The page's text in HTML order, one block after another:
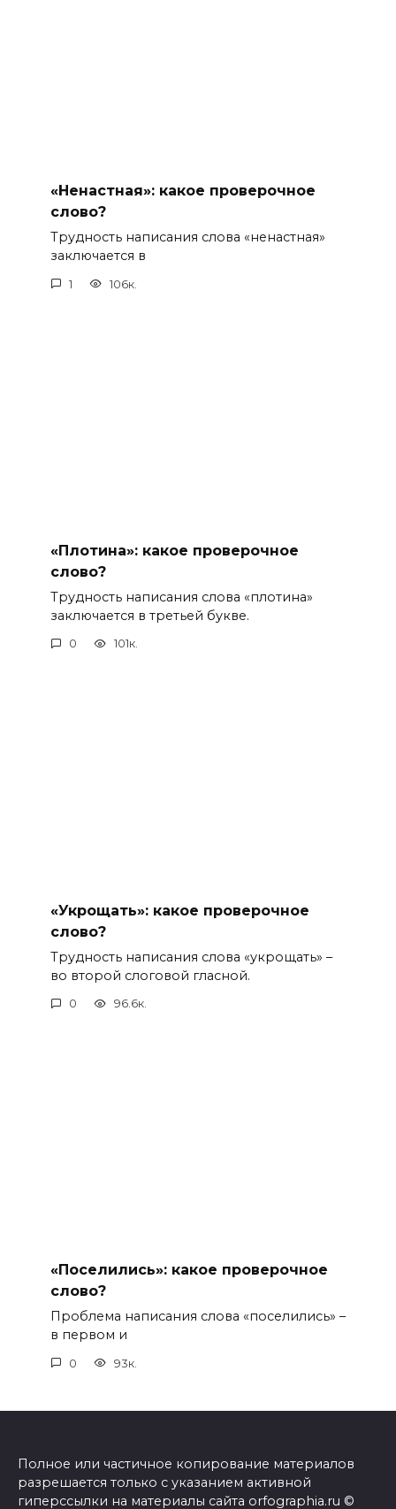
«Ненастная»: какое проверочное
слово?
Трудность написания слова «ненастная»
заключается в
1 106к.
«Плотина»: какое проверочное
слово?
Трудность написания слова «плотина»
заключается в третьей букве.
0 101к.
«Укрощать»: какое проверочное
слово?
Трудность написания слова «укрощать» –
во второй слоговой гласной.
0 96.6к.
«Поселились»: какое проверочное
слово?
Проблема написания слова «поселились» –
в первом и
0 93к.
Полное или частичное копирование материалов
разрешается только с указанием активной
гиперссылки на материалы сайта orfographia.ru ©